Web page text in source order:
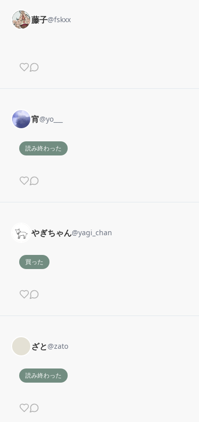
藤子@fskxx
宵@yo___
読み終わった
やぎちゃん@yagi_chan
買った
ざと@zato
読み終わった